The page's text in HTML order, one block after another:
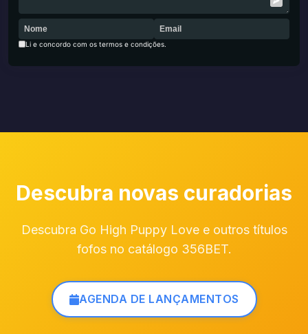
Li e concordo com os termos e condições.
Descubra novas curadorias
Descubra Go High Puppy Love e outros títulos
fofos no catálogo 356BET.
AGENDA DE LANÇAMENTOS